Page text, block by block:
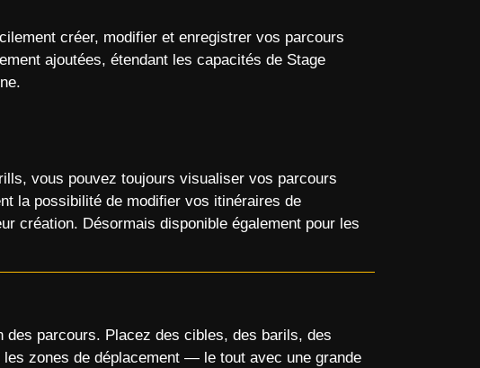
créer, modifier et enregistrer vos parcours
ajoutées, étendant les capacités de Stage
vous pouvez toujours visualiser vos parcours
la possibilité de modifier vos itinéraires de
création. Désormais disponible également pour les
parcours. Placez des cibles, des barils, des
zones de déplacement — le tout avec une grande
de la commande
vers